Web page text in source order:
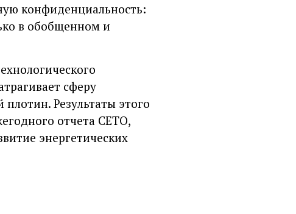
конфиденциальность:
в обобщенном и
сферу
Результаты этого
отчета CETO,
энергетических